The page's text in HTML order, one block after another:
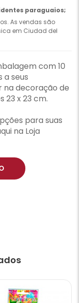
paraguaios;
As vendas são
em Ciudad del
com 10
a seus
na decoração de
23 x 23 cm.
para suas
na Loja